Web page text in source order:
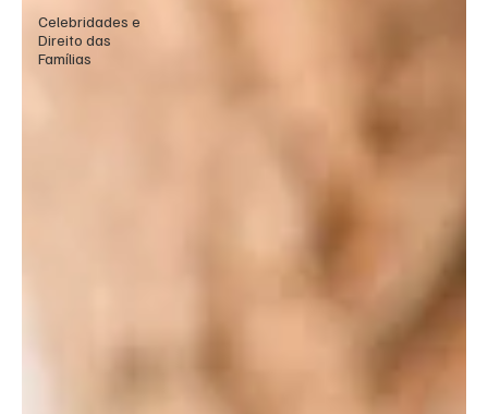
Celebridades e
Direito das
Famílias